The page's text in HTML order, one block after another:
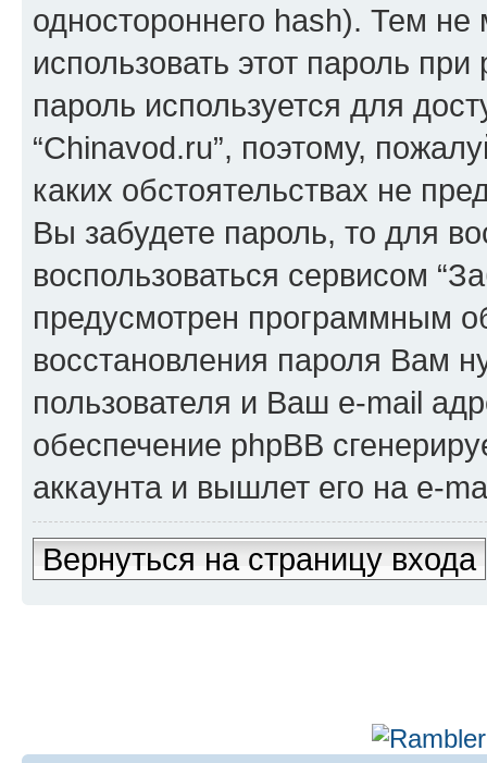
одностороннего hash). Тем
использовать этот пароль
пароль используется для
“Chinavod.ru”, поэтому,
каких обстоятельствах не
Вы забудете пароль, то для
воспользоваться сервисом
предусмотрен программным
восстановления пароля Вам
пользователя и Ваш e-mail
обеспечение phpBB
аккаунта и вышлет его на e-
Вернуться на страницу входа